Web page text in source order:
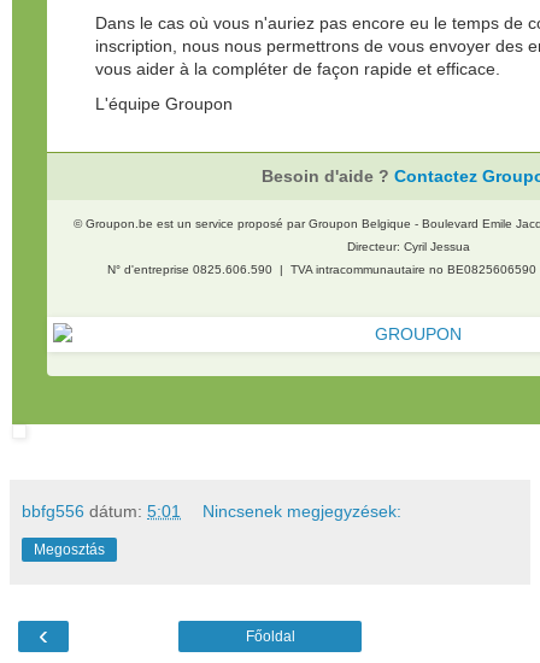
Dans le cas où vous n'auriez pas encore eu le temps de
inscription, nous nous permettrons de vous envoyer des
vous aider à la compléter de façon rapide et efficace.
L'équipe Groupon
Besoin d'aide ? Contactez
© Groupon.be est un service proposé par Groupon Belgique - Boulevard Emile
Directeur: Cyril Jessua
N° d'entreprise 0825.606.590 | TVA intracommunautaire no
bbfg556 dátum: 5:01 Nincsenek megjegyzések:
Megosztás
‹ Főoldal